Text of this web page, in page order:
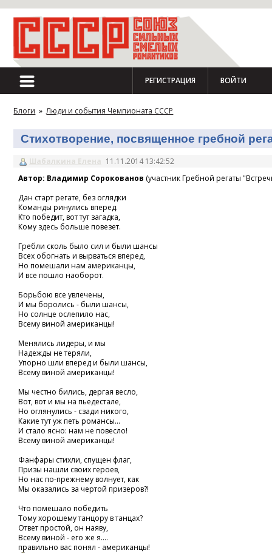
РЕГИСТРАЦИЯ ВОЙТИ
Блоги » Люди и события Чемпионата СССР
Стихотворение, посвященное гребной
Шабалкина Елена 11.11.2014 13:42:52
Автор: Владимир Сорокованов (участник Гребной регаты
Дан старт регате, без оглядки
Команды ринулись вперед.
Кто победит, вот тут загадка,
Кому здесь больше повезет.
Гребли сколь было сил и были шансы
Всех обогнать и вырваться вперед,
Но помешали нам американцы,
И все пошло наоборот.
Борьбою все увлечены,
И мы боролись - были шансы,
Но солнце ослепило нас,
Всему виной американцы!
Менялись лидеры, и мы
Надежды не теряли,
Упорно шли вперед и были шансы,
Всему виной американцы!
Мы честно бились, дергая весло,
Вот, вот и мы на пьедестале,
Но оглянулись - сзади никого,
Какие тут уж петь романсы...
И стало ясно: нам не повесло!
Всему виной американцы!
Фанфары стихли, спущен флаг,
Призы нашли своих героев,
Но нас по-прежнему волнует, как
Мы оказались за чертой призеров?!
Что помешало победить
Тому хорошему танцору в танцах?
Ответ простой, он наяву,
Всему виной - его же я....
правильно вас понял - американцы!